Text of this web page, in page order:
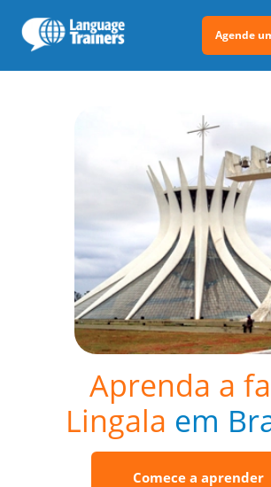
Agende
Aprenda a
Lingala em
Comece a aprender